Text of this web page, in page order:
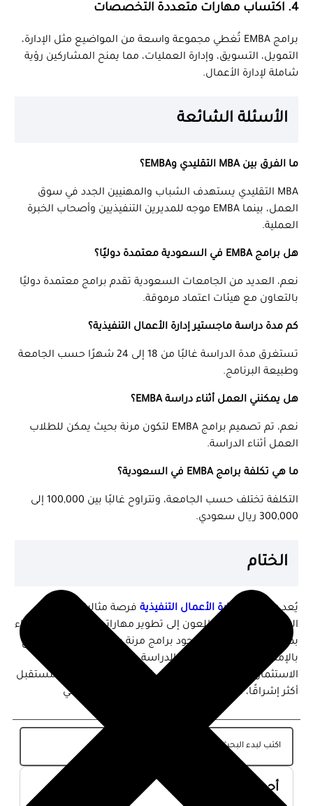
4. اكتساب مهارات متعددة التخصصات
برامج EMBA تُغطي مجموعة واسعة من المواضيع مثل الإدارة،
التمويل، التسويق، وإدارة العمليات، مما يمنح المشاركين رؤية
شاملة لإدارة الأعمال.
الأسئلة الشائعة
ما الفرق بين MBA التقليدي وEMBA؟
MBA التقليدي يستهدف الشباب والمهنيين الجدد في سوق
العمل، بينما EMBA موجه للمديرين التنفيذيين وأصحاب الخبرة
العملية.
هل برامج EMBA في السعودية معتمدة دوليًا؟
نعم، العديد من الجامعات السعودية تقدم برامج معتمدة دوليًا
بالتعاون مع هيئات اعتماد مرموقة.
كم مدة دراسة ماجستير إدارة الأعمال التنفيذية؟
تستغرق مدة الدراسة غالبًا من 18 إلى 24 شهرًا حسب الجامعة
وطبيعة البرنامج.
هل يمكنني العمل أثناء دراسة EMBA؟
نعم، تم تصميم برامج EMBA لتكون مرنة بحيث يمكن للطلاب
العمل أثناء الدراسة.
ما هي تكلفة برامج EMBA في السعودية؟
التكلفة تختلف حسب الجامعة، وتتراوح غالبًا بين 100,000 إلى
300,000 ريال سعودي.
الختام
يُعدماجستير إدارة الأعمال التنفيذية فرصة مثالية للمهنيين
الطموحين الذين يتطلعون إلى تطوير مهاراتهم القيادية والارتقاء
بمسارهم المهني. مع وجود برامج مرنة ومعتمدة عالميًا، أصبح
بالإمكان تحقيق التوازن بين الدراسة والعمل. لا شك أن
الاستثمار في هذه الشهادة يُعد خطوة استراتيجية نحو مستقبل
أكثر إشراقًا، سواء على المستوى المهني أو الشخصي
أحدث المقالات